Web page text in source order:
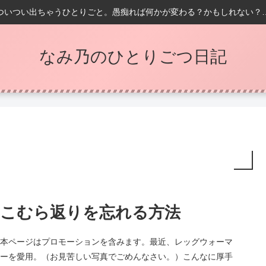
いつい出ちゃうひとりごと。愚痴れば何かが変わる？かもしれない
なみ乃のひとりごつ日記
こむら返りを忘れる方法
本ページはプロモーションを含みます。最近、レッグウォーマ
ーを愛用。（お見苦しい写真でごめんなさい。）こんなに厚手